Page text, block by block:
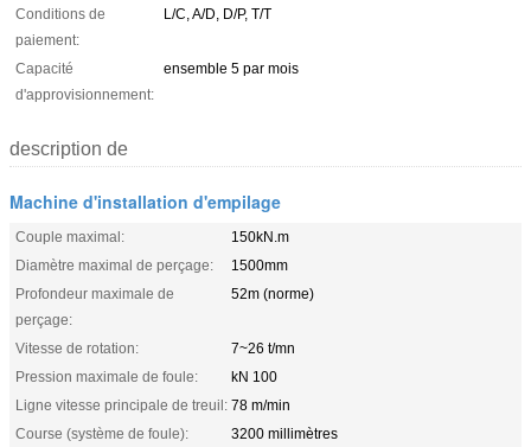
Conditions de
paiement:
L/C, A/D, D/P, T/T
Capacité
d'approvisionnement:
ensemble 5 par mois
description de
Machine d'installation d'empilage
Couple maximal:
150kN.m
Diamètre maximal de perçage:
1500mm
Profondeur maximale de
perçage:
52m (norme)
Vitesse de rotation:
7~26 t/mn
Pression maximale de foule:
kN 100
Ligne vitesse principale de treuil: 78 m/min
Course (système de foule):
3200 millimètres